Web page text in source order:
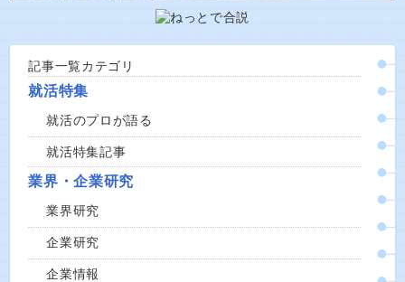
記事一覧カテゴリ
就活特集
就活のプロが語る
就活特集記事
業界・企業研究
業界研究
企業研究
企業情報